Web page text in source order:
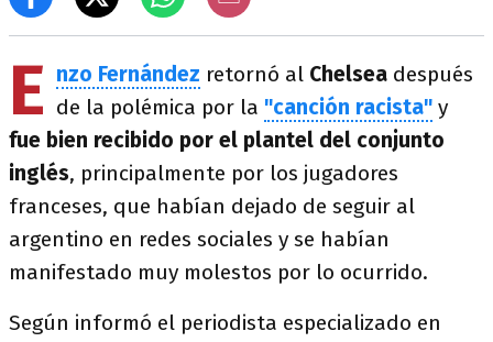
E nzo Fernández retornó al Chelsea después
de la polémica por la "canción racista" y
fue bien recibido por el plantel del conjunto
inglés, principalmente por los jugadores
franceses, que habían dejado de seguir al
argentino en redes sociales y se habían
manifestado muy molestos por lo ocurrido.
Según informó el periodista especializado en